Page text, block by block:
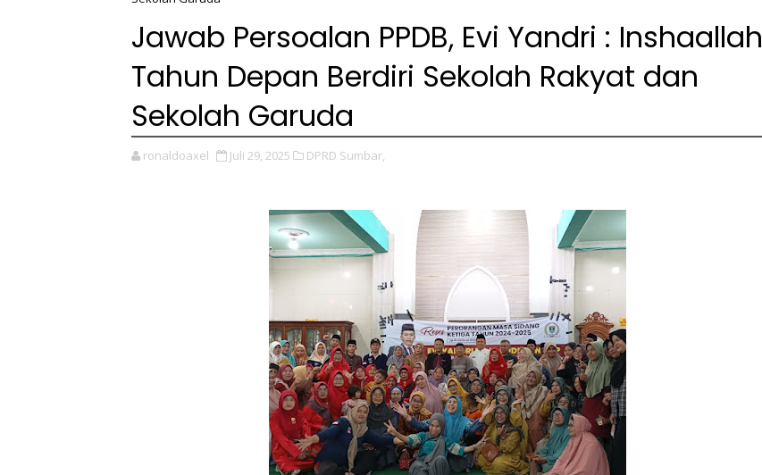
Jawab Persoalan PPDB, Evi Yandri : Inshaallah
Tahun Depan Berdiri Sekolah Rakyat dan
Sekolah Garuda
ronaldoaxel Juli 29, 2025 DPRD Sumbar,